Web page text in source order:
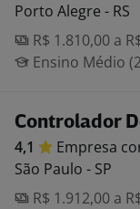
Porto Alegre - RS
R$ 1.810,00 a
Ensino Médio
Controlador
4,1 Empresa
São Paulo - SP
R$ 1.912,00 a